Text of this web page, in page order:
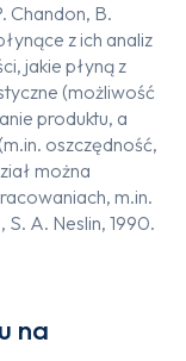
Chandon, B.
z ich analiz
jakie płyną z
(możliwość
produktu, a
oszczędność,
można
m.in.
S. A. Neslin, 1990.
na